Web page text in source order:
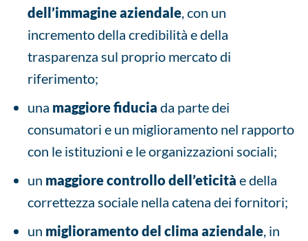
dell’immagine aziendale, con un
incremento della credibilità e della
trasparenza sul proprio mercato di
riferimento;
una maggiore fiducia da parte dei
consumatori e un miglioramento nel rapporto
con le istituzioni e le organizzazioni sociali;
un maggiore controllo dell’eticità e della
correttezza sociale nella catena dei fornitori;
un miglioramento del clima aziendale, in